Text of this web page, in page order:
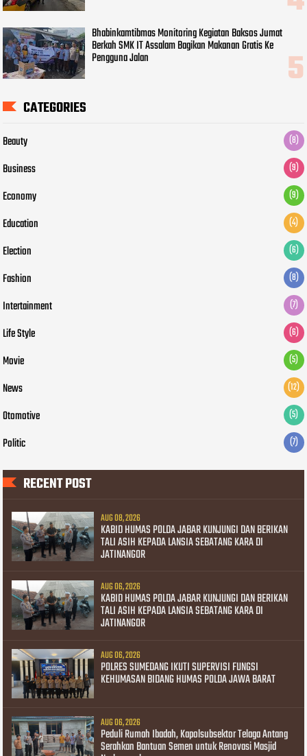
Bhabinkamtibmas Monitoring Kegiatan Baksos Jumat
Berkah SMK IT Assalam Bagikan Makanan Gratis Ke
Pengguna Jalan
CATEGORIES
Beauty (8)
Business (9)
Economy (9)
Education (4)
Election (6)
Fashion (8)
Intertainment (7)
Life Style (6)
Movie (5)
News (12)
Otomotive (5)
Politic (7)
RECENT POST
AUG 08, 2026
KABID HUMAS POLDA JABAR KUNJUNGI DAN BERIKAN
TALI ASIH KEPADA LANSIA SEBATANG KARA DI
JATINANGOR
AUG 06, 2026
KABID HUMAS POLDA JABAR KUNJUNGI DAN BERIKAN
TALI ASIH KEPADA LANSIA SEBATANG KARA DI
JATINANGOR
AUG 06, 2026
POLRES SUMEDANG IKUTI SUPERVISI FUNGSI
KEHUMASAN BIDANG HUMAS POLDA JAWA BARAT
AUG 06, 2026
Peduli Rumah Ibadah, Kapolsubsektor Telaga Antang
Serahkan Bantuan Semen untuk Renovasi Masjid